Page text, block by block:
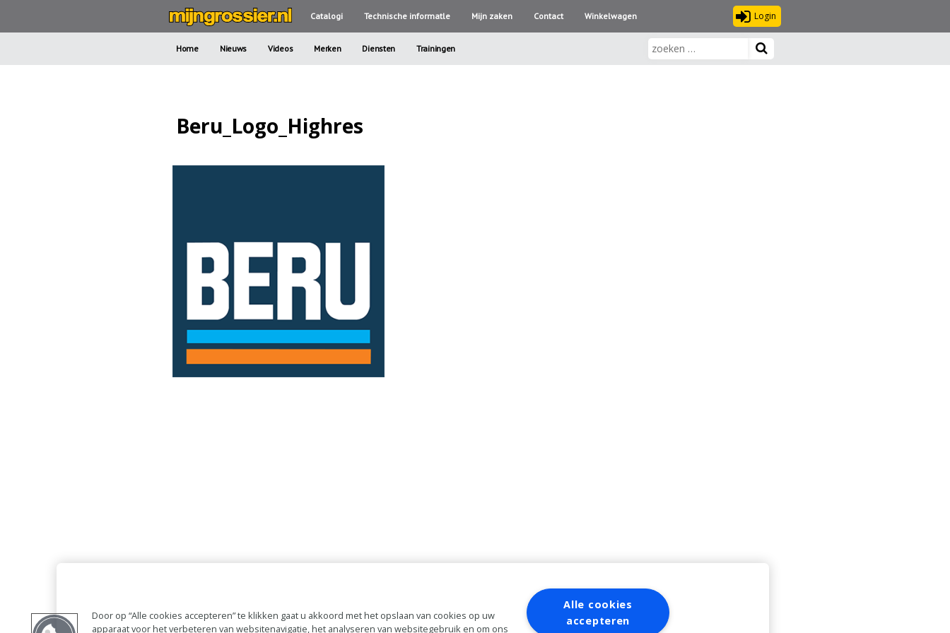
Catalogi Technische informatle Mijn zaken Contact Winkelwagen Login
Home Nieuws Videos Merken Diensten Trainingen
Beru_Logo_Highres
Door op “Alle cookies accepteren” te klikken gaat u akkoord met het opslaan van cookies op uw
apparaat voor het verbeteren van websitenavigatie, het analyseren van websitegebruik en om ons
Alle cookies
accepteren